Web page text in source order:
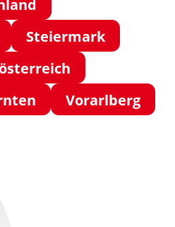
Steiermark
Vorarlberg